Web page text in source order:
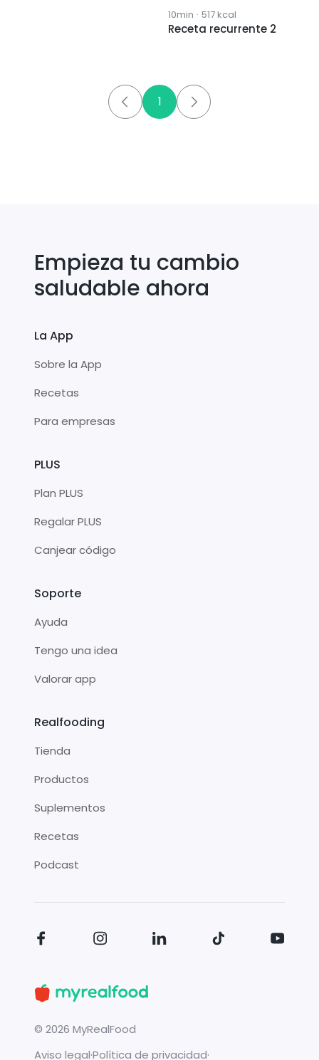
10min · 517kcal
Receta recurrente 2
1
Empieza tu cambio
saludable ahora
La App
Sobre la App
Recetas
Para empresas
PLUS
Plan PLUS
Regalar PLUS
Canjear código
Soporte
Ayuda
Tengo una idea
Valorar app
Realfooding
Tienda
Productos
Suplementos
Recetas
Podcast
© 2026 MyRealFood
Aviso legal·Política de privacidad·